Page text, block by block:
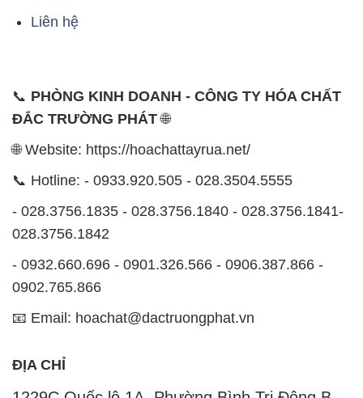
Liên hệ
📞 PHÒNG KINH DOANH - CÔNG TY HÓA CHẤT
ĐẮC TRƯỜNG PHÁT🌐
🌐 Website: https://hoachattayrua.net/
📞 Hotline: - 0933.920.505 - 028.3504.5555
- 028.3756.1835 - 028.3756.1840 - 028.3756.1841-
028.3756.1842
- 0932.660.696 - 0901.326.566 - 0906.387.866 -
0902.765.866
📧 Email: hoachat@dactruongphat.vn
ĐỊA CHỈ